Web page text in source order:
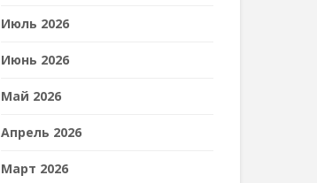
Июль 2026
Июнь 2026
Май 2026
Апрель 2026
Март 2026